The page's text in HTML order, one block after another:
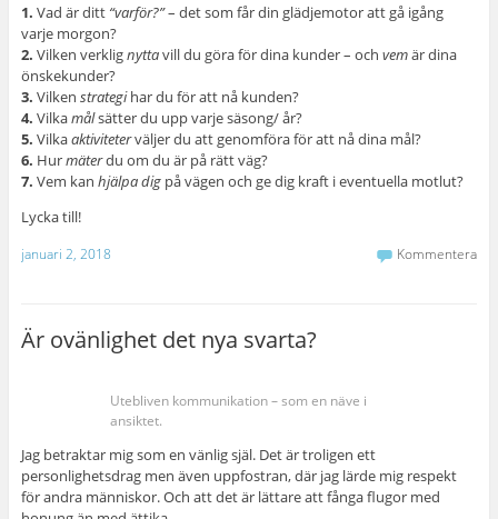
1. Vad är ditt “varför?”– det som får din glädjemotor att gå igång
varje morgon?
2. Vilken verklignyttavill du göra för dina kunder – och vemär dina
önskekunder?
3. Vilken strategihar du för att nå kunden?
4. Vilkamålsätter du upp varje säsong/ år?
5. Vilkaaktiviteterväljer du att genomföra för att nå dina mål?
6. Hurmäterdu om du är på rätt väg?
7. Vem kan hjälpa digpå vägen och ge dig kraft i eventuella motlut?
Lycka till!
januari 2, 2018 Kommentera
Är ovänlighet det nya svarta?
Utebliven kommunikation – som en näve i
ansiktet.
Jag betraktar mig som en vänlig själ. Det är troligen ett
personlighetsdrag men även uppfostran, där jag lärde mig respekt
för andra människor. Och att det är lättare att fånga flugor med